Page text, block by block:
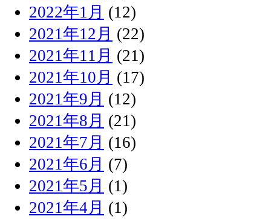
2022年1月 (12)
2021年12月 (22)
2021年11月 (21)
2021年10月 (17)
2021年9月 (12)
2021年8月 (21)
2021年7月 (16)
2021年6月 (7)
2021年5月 (1)
2021年4月 (1)